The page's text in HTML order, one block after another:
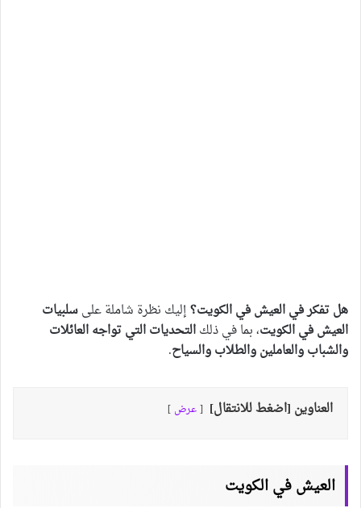
هل تفكر في العيش في الكويت؟إليك نظرة شاملة علىسلبيات
العيش في الكويت، بما في ذلكالتحديات التي تواجه العائلات
والشباب والعاملين والطلاب والسياح.
العناوين [اضغط للانتقال] عرض
العيش في الكويت